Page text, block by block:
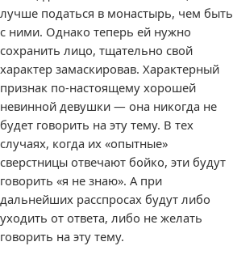
лучше податься в монастырь, чем быть
с ними. Однако теперь ей нужно
сохранить лицо, тщательно свой
характер замаскировав. Характерный
признак по-настоящему хорошей
невинной девушки — она никогда не
будет говорить на эту тему. В тех
случаях, когда их «опытные»
сверстницы отвечают бойко, эти будут
говорить «я не знаю». А при
дальнейших расспросах будут либо
уходить от ответа, либо не желать
говорить на эту тему.